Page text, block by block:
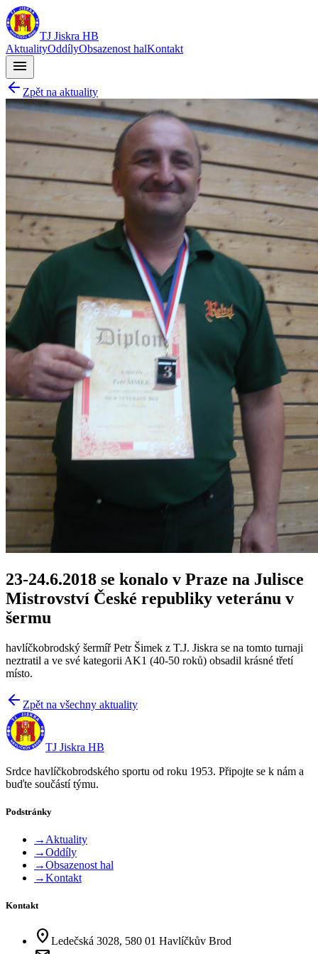
TJ Jiskra HB
AktualityOddílyObsazenost halKontakt
menu
Zpět na aktuality
23-24.6.2018 se konalo v Praze na Julisce
Mistrovství České republiky veteránu v
šermu
havlíčkobrodský šermíř Petr Šimek z T.J. Jiskra se na tomto turnaji
neztratil a ve své kategorii AK1 (40-50 roků) obsadil krásné třetí
místo.
Zpět na všechny aktuality
TJ Jiskra HB
Srdce havlíčkobrodského sportu od roku 1953. Připojte se k nám a
buďte součástí týmu.
Podstránky
→ Aktuality
→Oddíly
→Obsazenost hal
→Kontakt
Kontakt
location_on Ledečská 3028, 580 01 Havlíčkův Brod